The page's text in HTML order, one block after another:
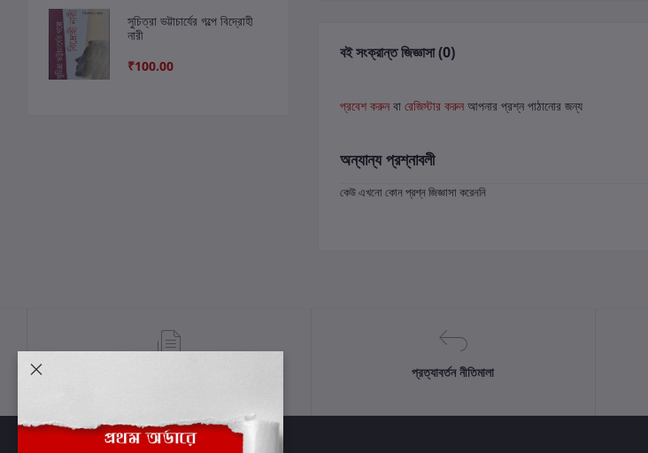
সুচিত্রা ভট্টাচার্যের গল্পে বিদ্রোহী
নারী
₹100.00
বই সংক্রান্ত জিজ্ঞাসা (0)
প্রবেশ করুন বা রেজিস্টার করুন আপনার প্রশ্ন পাঠানোর জন্য
অন্যান্য প্রশ্নাবলী
কেউ এখনো কোন প্রশ্ন জিজ্ঞাসা করেননি
প্রত্যাবর্তন নীতিমালা